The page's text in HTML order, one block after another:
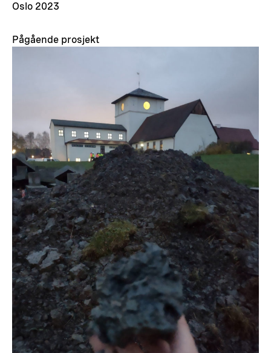
Oslo 2023
Pågående prosjekt